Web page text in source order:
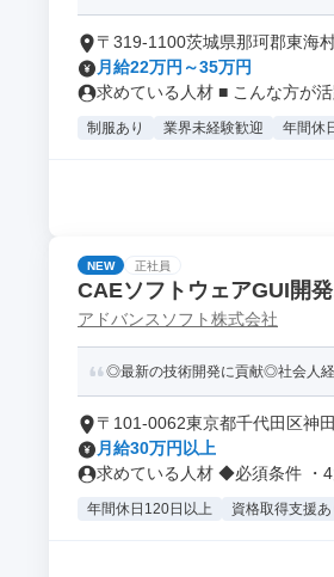
〒319-1100茨城県那珂郡東海
月給22万円～35万円
求めている人材 ■ こんな方が
制服あり 業界未経験歓迎 年間休
NEW 正社員
CAEソフトウェアGUI開
アドバンスソフト株式会社
◎最新の技術開発に貢献◎社会人経
〒101-0062東京都千代田区神
月給30万円以上
求めている人材 ◆必須条件 ・
年間休日120日以上 資格取得支援あ